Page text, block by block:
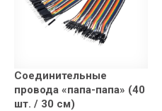
Соединительные
провода «папа-папа» (40
шт. / 30 см)